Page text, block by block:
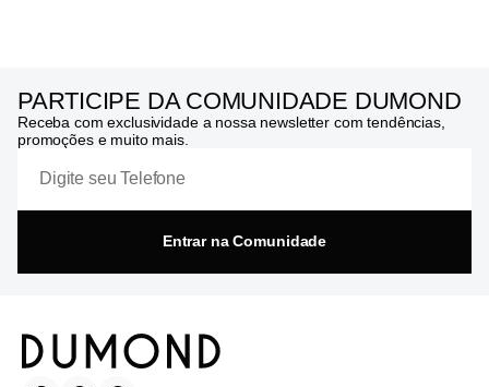
PARTICIPE DA COMUNIDADE DUMOND
Receba com exclusividade a nossa newsletter com tendências,
promoções e muito mais.
Entrar na Comunidade